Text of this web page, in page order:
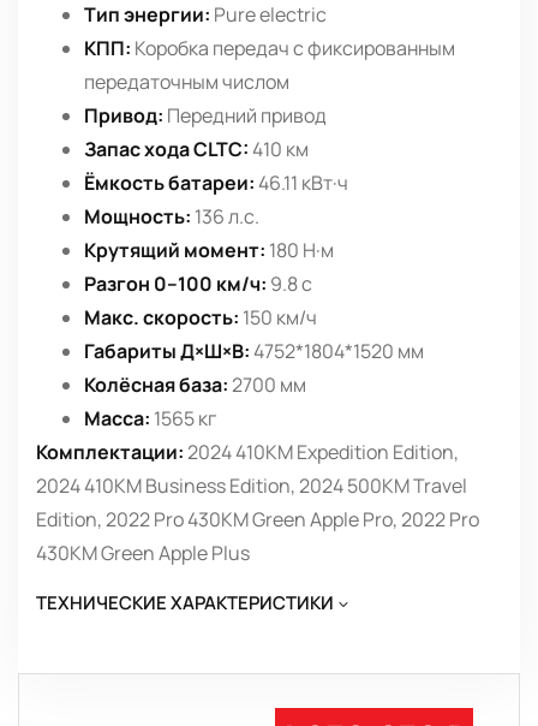
Тип энергии: Pure electric
КПП: Коробка передач с фиксированным
передаточным числом
Привод: Передний привод
Запас хода CLTC: 410 км
Ёмкость батареи: 46.11 кВт·ч
Мощность: 136 л.с.
Крутящий момент: 180 Н·м
Разгон 0–100 км/ч: 9.8 с
Макс. скорость: 150 км/ч
Габариты Д×Ш×В: 4752*1804*1520 мм
Колёсная база:2700 мм
Масса: 1565 кг
Комплектации:2024 410KM Expedition Edition,
2024 410KM Business Edition, 2024 500KM Travel
Edition, 2022 Pro 430KM Green Apple Pro, 2022 Pro
430KM Green Apple Plus
ТЕХНИЧЕСКИЕ ХАРАКТЕРИСТИКИ